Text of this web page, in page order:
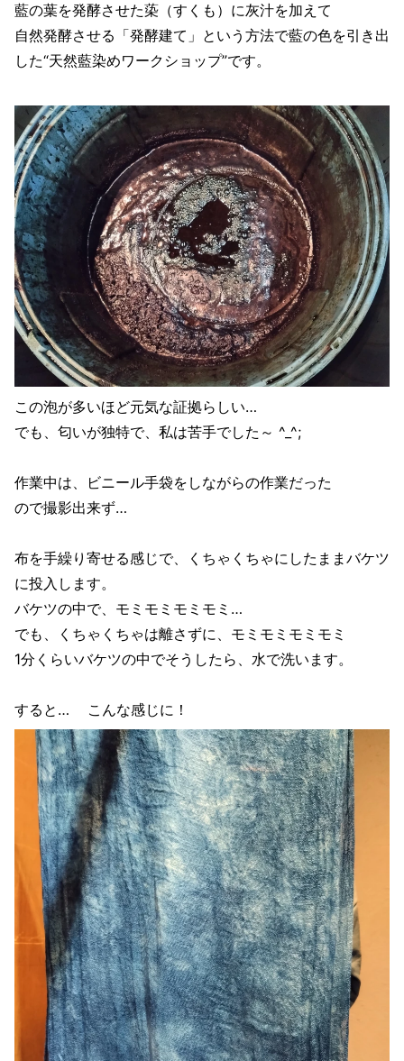
藍の葉を発酵させた蒅（すくも）に灰汁を加えて
自然発酵させる「発酵建て」という方法で藍の色を引き出
した“天然藍染めワークショップ”です。
この泡が多いほど元気な証拠らしい…
でも、匂いが独特で、私は苦手でした～ ^_^;
作業中は、ビニール手袋をしながらの作業だった
ので撮影出来ず…
布を手繰り寄せる感じで、くちゃくちゃにしたままバケツ
に投入します。
バケツの中で、モミモミモミモミ…
でも、くちゃくちゃは離さずに、モミモミモミモミ
1分くらいバケツの中でそうしたら、水で洗います。
すると… こんな感じに！